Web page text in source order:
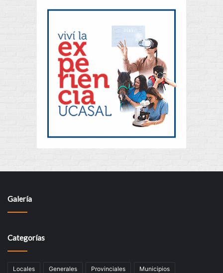
Galería
Categorías
Locales Generales Provinciales Municipios